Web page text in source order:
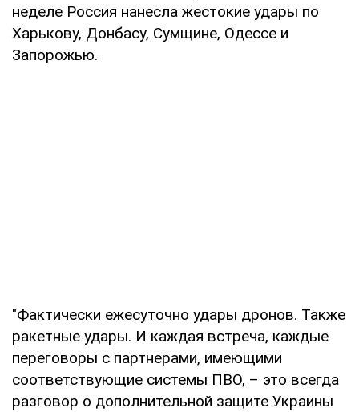
неделе Россия нанесла жестокие удары по
Харькову, Донбасу, Сумщине, Одессе и
Запорожью.
"Фактически ежесуточно удары дронов. Также
ракетные удары. И каждая встреча, каждые
переговоры с партнерами, имеющими
соответствующие системы ПВО, – это всегда
разговор о дополнительной защите Украины